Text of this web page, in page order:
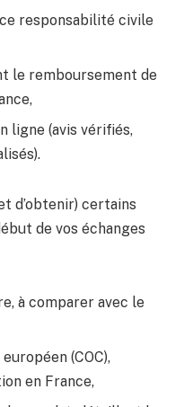
responsabilité civile
le remboursement de
ligne (avis vérifiés,
d’obtenir) certains
de vos échanges
à comparer avec le
(COC),
en France,